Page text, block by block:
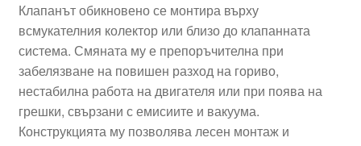
Клапанът обикновено се монтира върху
всмукателния колектор или близо до клапанната
система. Смяната му е препоръчителна при
забелязване на повишен разход на гориво,
нестабилна работа на двигателя или при поява на
грешки, свързани с емисиите и вакуума.
Конструкцията му позволява лесен монтаж и